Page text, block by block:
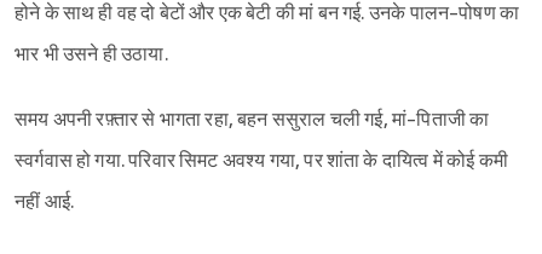
होने के साथ ही वह दो बेटों और एक बेटी की मां बन गई. उनके पालन-पोषण का
भार भी उसने ही उठाया.
समय अपनी रफ़्तार से भागता रहा, बहन ससुराल चली गई, मां-पिताजी का
स्वर्गवास हो गया. परिवार सिमट अवश्य गया, पर शांता के दायित्व में कोई कमी
नहीं आई.